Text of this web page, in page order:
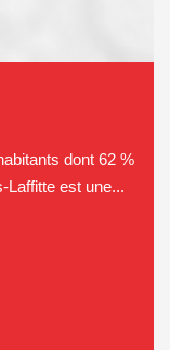
dont 62 %
Laffitte est une...